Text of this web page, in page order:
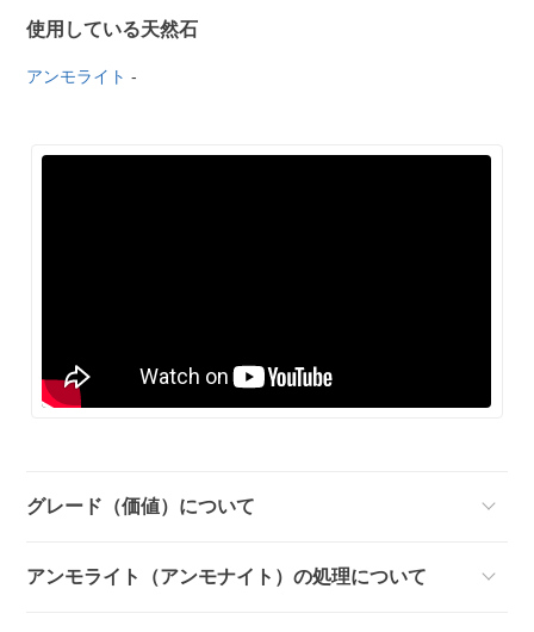
使用している天然石
アンモライト -
グレード（価値）について
アンモライト（アンモナイト）の処理について